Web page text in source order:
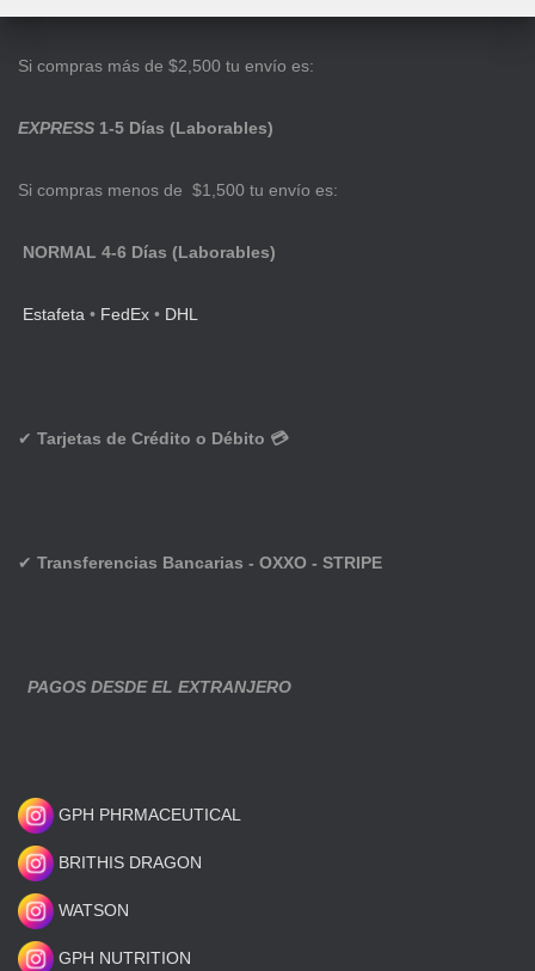
Si compras más de $2,500 tu envío es:
EXPRESS 1-5 Días (Laborables)
Si compras menos de $1,500 tu envío es:
NORMAL 4-6 Días (Laborables)
Estafeta • FedEx • DHL
✔ Tarjetas de Crédito o Débito 💳
✔ Transferencias Bancarias - OXXO - STRIPE
PAGOS DESDE EL EXTRANJERO
GPH PHRMACEUTICAL
BRITHIS DRAGON
WATSON
GPH NUTRITION